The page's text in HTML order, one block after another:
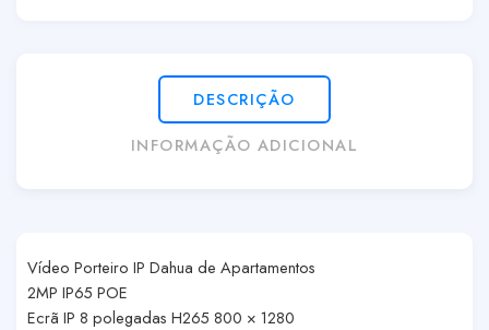
DESCRIÇÃO
INFORMAÇÃO ADICIONAL
Vídeo Porteiro IP Dahua de Apartamentos
2MP IP65 POE
Ecrã IP 8 polegadas H265 800 × 1280